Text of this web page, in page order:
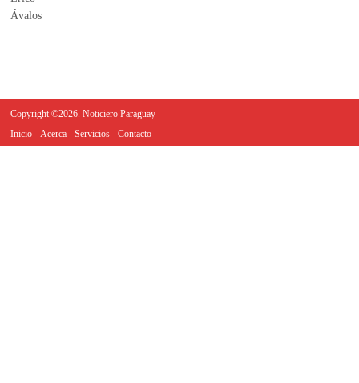
Copyright ©2026. Noticiero Paraguay
Inicio
Acerca Servicios Contacto